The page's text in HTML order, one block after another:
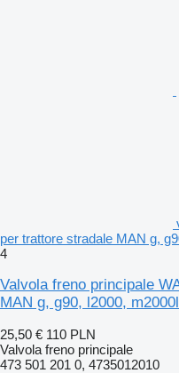
per trattore stradale MAN g,
4
Valvola freno principale
MAN g, g90, l2000,
25,50 € 110 PLN
Valvola freno principale
473 501 201 0, 4735012010